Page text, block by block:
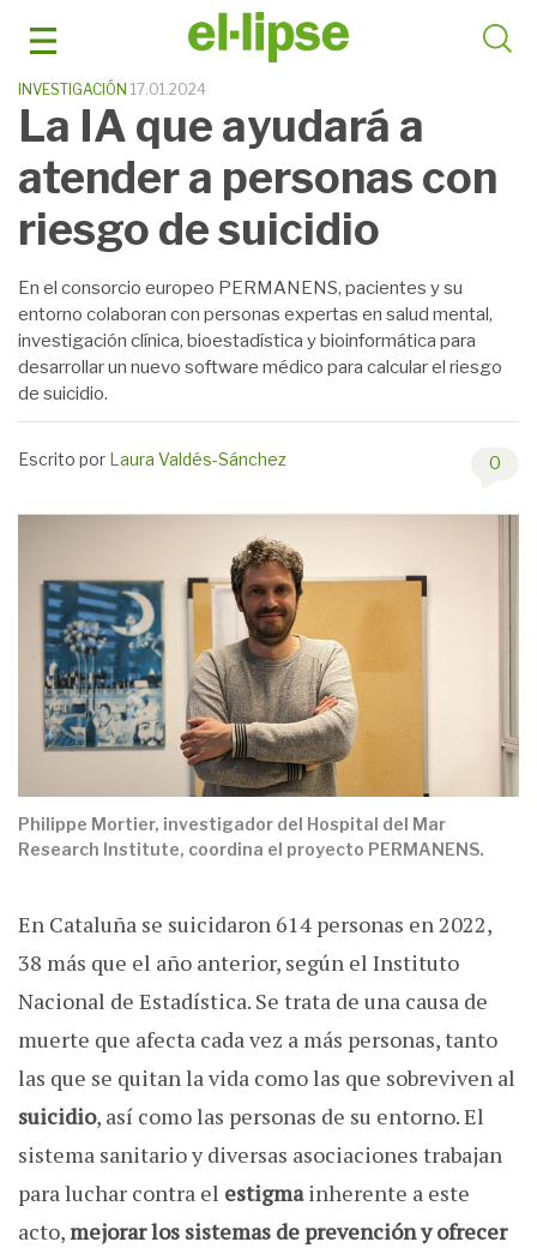
INVESTIGACIÓN 17.01.2024
La IA que ayudará a
atender a personas con
riesgo de suicidio
En el consorcio europeo PERMANENS, pacientes y su
entorno colaboran con personas expertas en salud mental,
investigación clínica, bioestadística y bioinformática para
desarrollar un nuevo software médico para calcular el riesgo
de suicidio.
Escrito por Laura Valdés-Sánchez 0
Philippe Mortier, investigador del Hospital del Mar
Research Institute, coordina el proyecto PERMANENS.
En Cataluña se suicidaron 614 personas en 2022,
38 más que el año anterior, según el Instituto
Nacional de Estadística. Se trata de una causa de
muerte que afecta cada vez a más personas, tanto
las que se quitan la vida como las que sobreviven al
suicidio, así como las personas de su entorno. El
sistema sanitario y diversas asociaciones trabajan
para luchar contra el estigmainherente a este
acto,mejorar los sistemas de prevención y ofrecer